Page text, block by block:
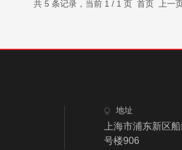
共 5 条记录，当前 1 / 1 页 首页 上一
地址
上海市浦东新区
号楼906